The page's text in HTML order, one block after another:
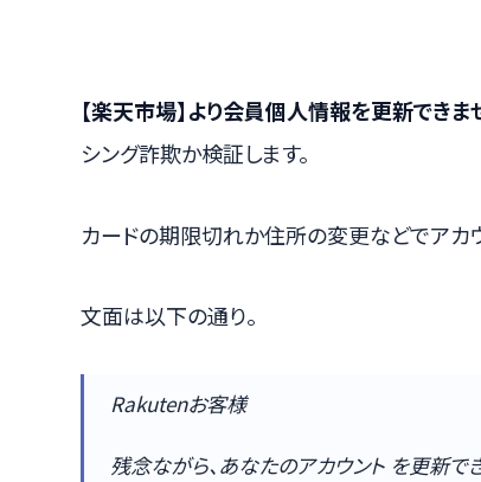
【楽天市場】より会員個人情報を更新できま
シング詐欺か検証します。
カードの期限切れか住所の変更などでアカ
文面は以下の通り。
Rakutenお客様
残念ながら、あなたのアカウント を更新で